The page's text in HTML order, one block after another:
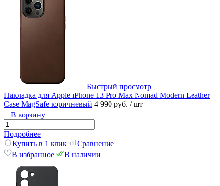
Быстрый просмотр
Накладка для Apple iPhone 13 Pro Max Nomad Modern Leather
Case MagSafe коричневый 4 990 руб. / шт
В корзину
Подробнее
Купить в 1 клик
Сравнение
В избранное
В наличии